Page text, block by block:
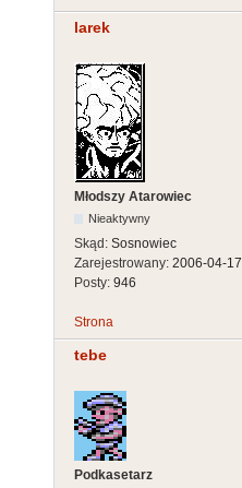
larek
Młodszy Atarowiec
Nieaktywny
Skąd: Sosnowiec
Zarejestrowany: 2006-04-17
Posty: 946
Strona
tebe
Podkasetarz